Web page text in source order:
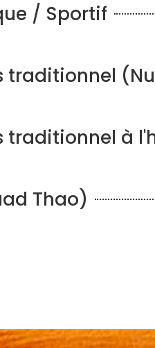
/ Sportif
traditionnel
traditionnel à
Thao)